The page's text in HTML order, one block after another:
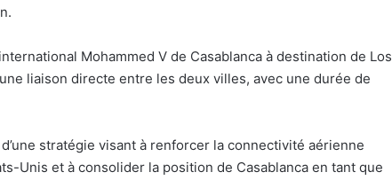
Mohammed V de Casablanca à destination de Los
liaison directe entre les deux villes, avec une durée de
stratégie visant à renforcer la connectivité aérienne
Unis et à consolider la position de Casablanca en tant que